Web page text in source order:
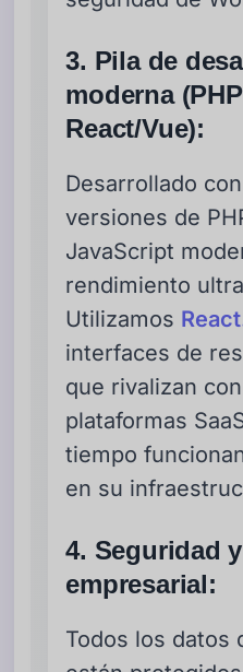
3. Pila de
moderna
React/Vue):
Desarrollado
versiones de
JavaScript
rendimiento
Utilizamos
interfaces de
que rivalizan
plataformas
tiempo
en su
4. Seguridad
empresarial:
Todos los datos